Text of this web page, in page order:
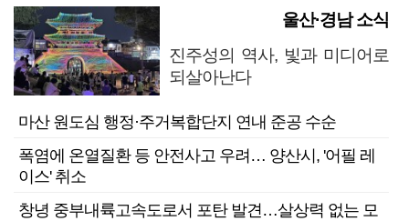
울산·경남 소식
진주성의 역사, 빛과 미디어로
되살아난다
마산 원도심 행정·주거복합단지 연내 준공 수순
폭염에 온열질환 등 안전사고 우려… 양산시, '어필 레
이스' 취소
창녕 중부내륙고속도로서 포탄 발견…살상력 없는 모